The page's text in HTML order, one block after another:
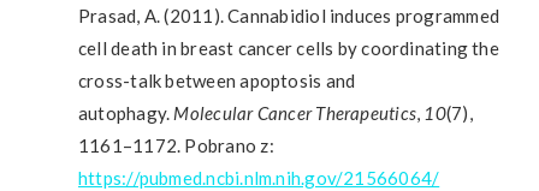
Prasad, A. (2011). Cannabidiol induces programmed
cell death in breast cancer cells by coordinating the
cross-talk between apoptosis and
autophagy. Molecular Cancer Therapeutics, 10(7),
1161–1172. Pobrano z:
https://pubmed.ncbi.nlm.nih.gov/21566064/